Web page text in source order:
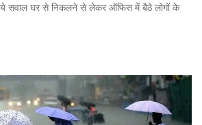
सवाल घर से निकलने से लेकर ऑफिस में बैठे लोगों के